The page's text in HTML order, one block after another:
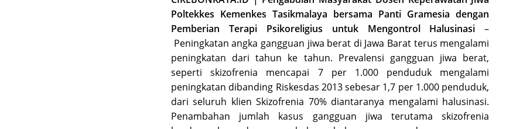
Poltekkes Kemenkes Tasikmalaya bersama Panti Gramesia dengan
Pemberian Terapi Psikoreligius untuk Mengontrol Halusinasi –
Peningkatan angka gangguan jiwa berat di Jawa Barat terus mengalami
peningkatan dari tahun ke tahun. Prevalensi gangguan jiwa berat,
seperti skizofrenia mencapai 7 per 1.000 penduduk mengalami
peningkatan dibanding Riskesdas 2013 sebesar 1,7 per 1.000 penduduk,
dari seluruh klien Skizofrenia 70% diantaranya mengalami halusinasi.
Penambahan jumlah kasus gangguan jiwa terutama skizofrenia